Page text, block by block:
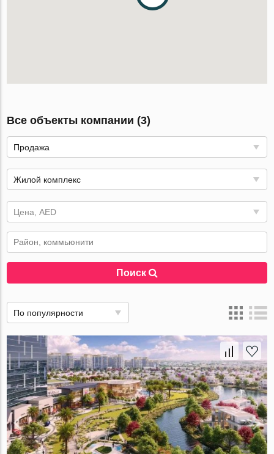
Все объекты компании (3)
Продажа
Жилой комплекс
Цена, AED
Поиск
По популярности